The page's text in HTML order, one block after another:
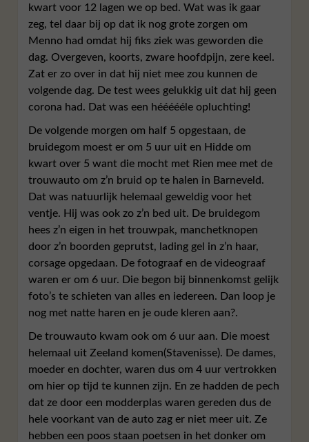
kwart voor 12 lagen we op bed. Wat was ik gaar
zeg, tel daar bij op dat ik nog grote zorgen om
Menno had omdat hij fiks ziek was geworden die
dag. Overgeven, koorts, zware hoofdpijn, zere keel.
Zat er zo over in dat hij niet mee zou kunnen de
volgende dag. De test wees gelukkig uit dat hij geen
corona had. Dat was een héééééle opluchting!
De volgende morgen om half 5 opgestaan, de
bruidegom moest er om 5 uur uit en Hidde om
kwart over 5 want die mocht met Rien mee met de
trouwauto om z’n bruid op te halen in Barneveld.
Dat was natuurlijk helemaal geweldig voor het
ventje. Hij was ook zo z’n bed uit. De bruidegom
hees z’n eigen in het trouwpak, manchetknopen
door z’n boorden geprutst, lading gel in z’n haar,
corsage opgedaan. De fotograaf en de videograaf
waren er om 6 uur. Die begon bij binnenkomst gelijk
foto’s te schieten van alles en iedereen. Dan loop je
nog met natte haren en je oude kleren aan?.
De trouwauto kwam ook om 6 uur aan. Die moest
helemaal uit Zeeland komen(Stavenisse). De dames,
moeder en dochter, waren dus om 4 uur vertrokken
om hier op tijd te kunnen zijn. En ze hadden de pech
dat ze door een modderplas waren gereden dus de
hele voorkant van de auto zag er niet meer uit. Ze
hebben een poos staan poetsen in het donker om